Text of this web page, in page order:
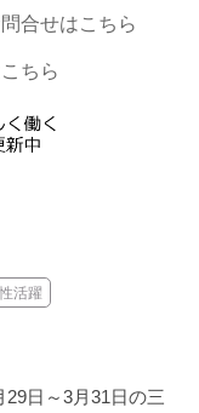
合せはこちら
ちら
活躍
29日～3月31日の三